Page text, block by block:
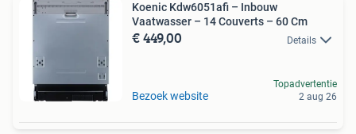
Koenic Kdw6051afi – Inbouw
Vaatwasser – 14 Couverts – 60 Cm
€ 449,00 Details
Bezoek website
Topadvertentie
2 aug 26